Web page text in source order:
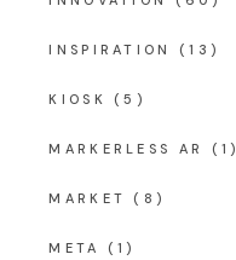
INSPIRATION (13)
KIOSK (5)
MARKERLESS AR (1)
MARKET (8)
META (1)